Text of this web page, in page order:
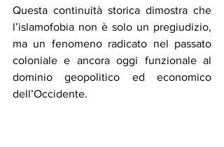
Questa continuità storica dimostra che
l’islamofobia non è solo un pregiudizio,
ma un fenomeno radicato nel passato
coloniale e ancora oggi funzionale al
dominio geopolitico ed economico
dell’Occidente.